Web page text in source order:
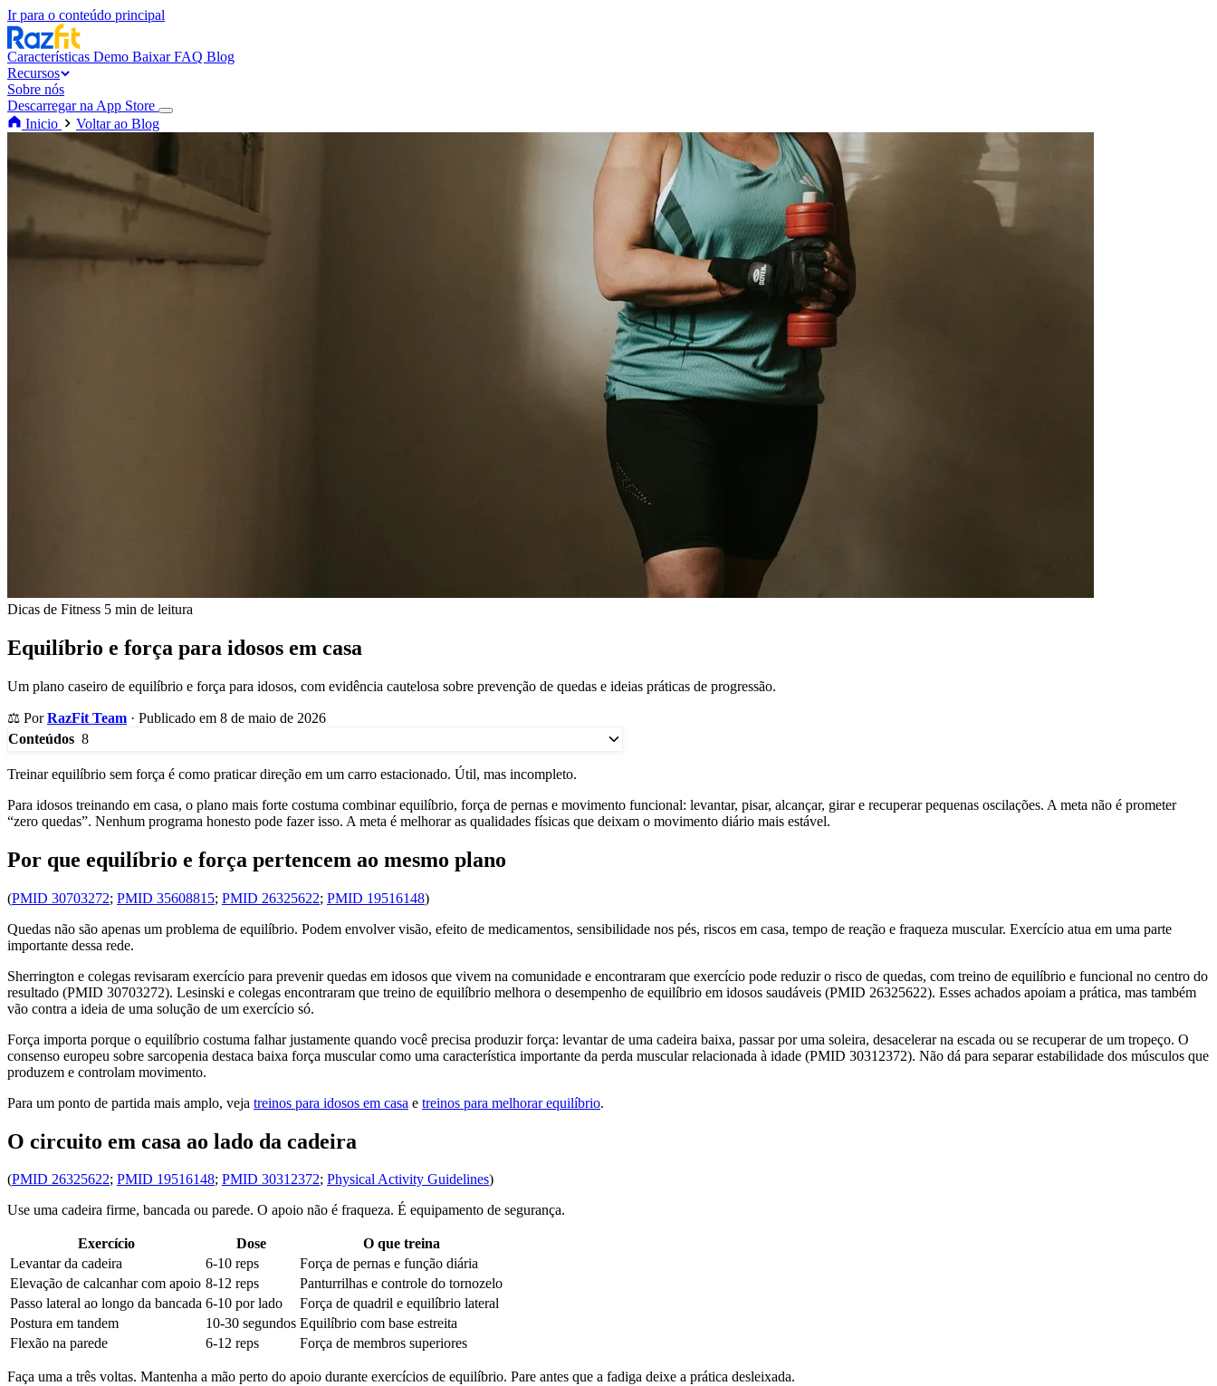
Ir para o conteúdo principal
Características Demo BaixarFAQ Blog
Recursos
Sobre nós
Descarregar na App Store
Inicio
Voltar ao Blog
Dicas de Fitness 5 min de leitura
Equilíbrio e força para idosos em casa
Um plano caseiro de equilíbrio e força para idosos, com evidência cautelosa sobre prevenção de quedas e ideias práticas de progressão.
⚖️ PorRazFit Team · Publicado em 8 de maio de 2026
Conteúdos 8
Treinar equilíbrio sem força é como praticar direção em um carro estacionado. Útil, mas incompleto.
Para idosos treinando em casa, o plano mais forte costuma combinar equilíbrio, força de pernas e movimento funcional: levantar, pisar, alcançar, girar e recuperar pequenas oscilações. A meta não é prometer
“zero quedas”. Nenhum programa honesto pode fazer isso. A meta é melhorar as qualidades físicas que deixam o movimento diário mais estável.
Por que equilíbrio e força pertencem ao mesmo plano
(PMID 30703272; PMID 35608815; PMID 26325622; PMID 19516148)
Quedas não são apenas um problema de equilíbrio. Podem envolver visão, efeito de medicamentos, sensibilidade nos pés, riscos em casa, tempo de reação e fraqueza muscular. Exercício atua em uma parte
importante dessa rede.
Sherrington e colegas revisaram exercício para prevenir quedas em idosos que vivem na comunidade e encontraram que exercício pode reduzir o risco de quedas, com treino de equilíbrio e funcional no centro do
resultado (PMID 30703272). Lesinski e colegas encontraram que treino de equilíbrio melhora o desempenho de equilíbrio em idosos saudáveis (PMID 26325622). Esses achados apoiam a prática, mas também
vão contra a ideia de uma solução de um exercício só.
Força importa porque o equilíbrio costuma falhar justamente quando você precisa produzir força: levantar de uma cadeira baixa, passar por uma soleira, desacelerar na escada ou se recuperar de um tropeço. O
consenso europeu sobre sarcopenia destaca baixa força muscular como uma característica importante da perda muscular relacionada à idade (PMID 30312372). Não dá para separar estabilidade dos músculos que
produzem e controlam movimento.
Para um ponto de partida mais amplo, veja treinos para idosos em casa e treinos para melhorar equilíbrio.
O circuito em casa ao lado da cadeira
(PMID 26325622; PMID 19516148; PMID 30312372; Physical Activity Guidelines)
Use uma cadeira firme, bancada ou parede. O apoio não é fraqueza. É equipamento de segurança.
Exercício Dose
O que treina
Levantar da cadeira
6-10 reps
Força de pernas e função diária
Elevação de calcanhar com apoio 8-12 reps
Panturrilhas e controle do tornozelo
Passo lateral ao longo da bancada 6-10 por lado
Força de quadril e equilíbrio lateral
Postura em tandem
10-30 segundos Equilíbrio com base estreita
Flexão na parede
6-12 reps Força de membros superiores
Faça uma a três voltas. Mantenha a mão perto do apoio durante exercícios de equilíbrio. Pare antes que a fadiga deixe a prática desleixada.